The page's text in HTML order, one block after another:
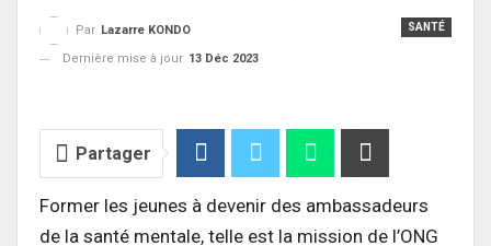
SANTÉ
Par Lazarre KONDO
Dernière mise à jour 13 Déc 2023
Partager
Former les jeunes à devenir des ambassadeurs
de la santé mentale, telle est la mission de l’ONG